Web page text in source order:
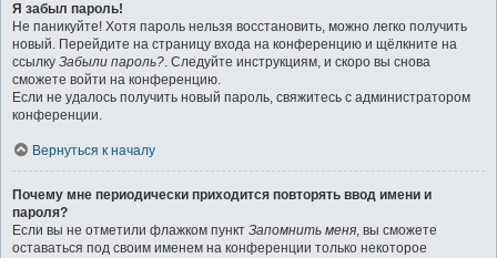
Я забыл пароль!
Не паникуйте! Хотя пароль нельзя восстановить, можно легко получить
новый. Перейдите на страницу входа на конференцию и щёлкните на
ссылку Забыли пароль?. Следуйте инструкциям, и скоро вы снова
сможете войти на конференцию.
Если не удалось получить новый пароль, свяжитесь с администратором
конференции.
Вернуться к началу
Почему мне периодически приходится повторять ввод имени и
пароля?
Если вы не отметили флажком пункт Запомнить меня, вы сможете
оставаться под своим именем на конференции только некоторое